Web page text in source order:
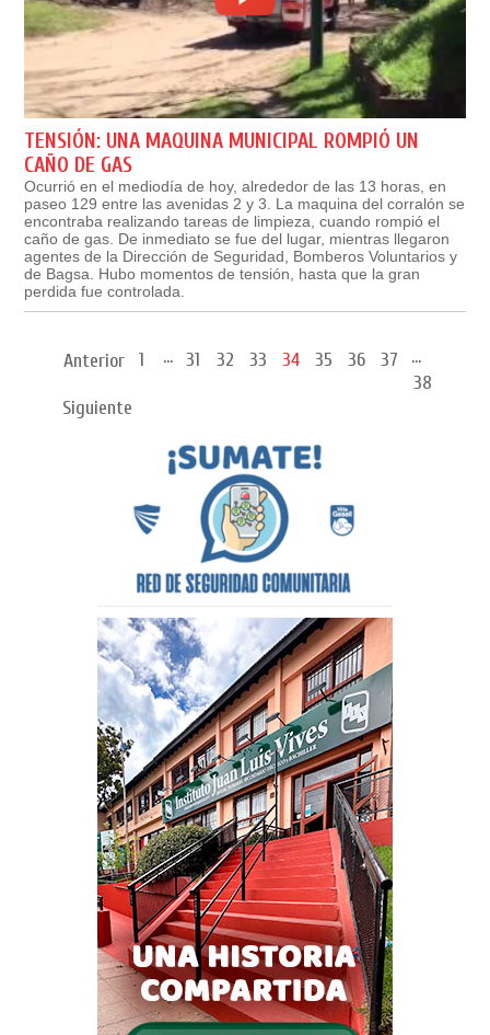
TENSIÓN: UNA MAQUINA MUNICIPAL ROMPIÓ UN
CAÑO DE GAS
Ocurrió en el mediodía de hoy, alrededor de las 13 horas, en
paseo 129 entre las avenidas 2 y 3. La maquina del corralón se
encontraba realizando tareas de limpieza, cuando rompió el
caño de gas. De inmediato se fue del lugar, mientras llegaron
agentes de la Dirección de Seguridad, Bomberos Voluntarios y
de Bagsa. Hubo momentos de tensión, hasta que la gran
perdida fue controlada.
Anterior 1 ... 31 32 33 34 35 36 37
...
38
Siguiente